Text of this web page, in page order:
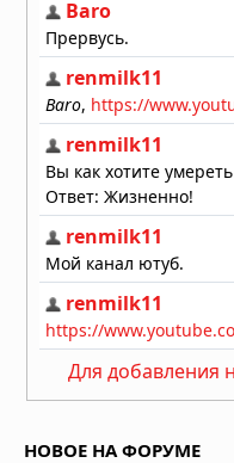
Для добавления
НОВОЕ НА ФОРУМЕ